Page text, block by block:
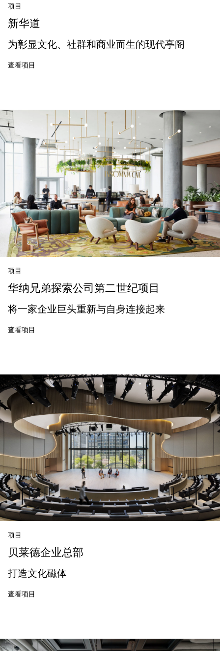
项目
新华道
为彰显文化、社群和商业而生的现代亭阁
查看项目
项目
华纳兄弟探索公司第二世纪项目
将一家企业巨头重新与自身连接起来
查看项目
项目
贝莱德企业总部
打造文化磁体
查看项目